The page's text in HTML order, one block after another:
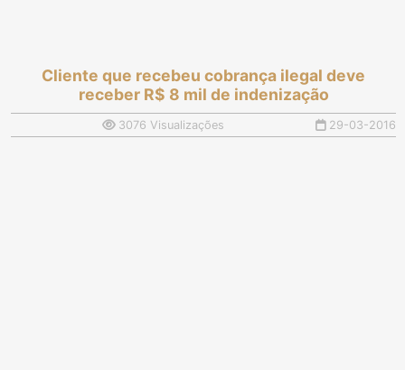
Cliente que recebeu cobrança ilegal deve
receber R$ 8 mil de indenização
3076 Visualizações 29-03-2016